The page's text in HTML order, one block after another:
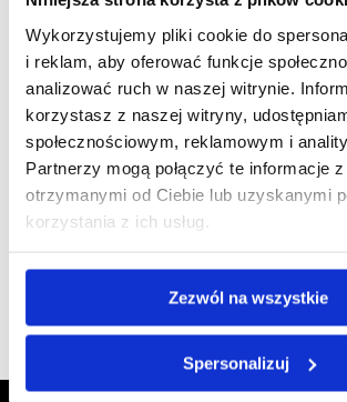
Wykorzystujemy pliki cookie do
i reklam, aby oferować funkcje
analizować ruch w naszej witrynie.
korzystasz z naszej witryny,
społecznościowym, reklamowym i
Partnerzy mogą połączyć te informacje
otrzymanymi od Ciebie lub uzyskanymi
korzystania z ich usług.
Zezwól na wszystkie
Spersonalizuj
Jesteśmy
członkiem